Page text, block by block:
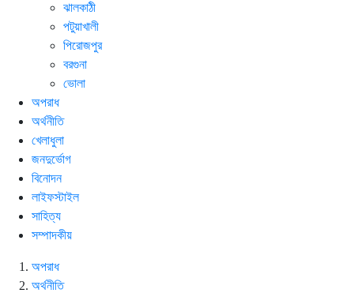
ঝালকাঠী
পটুয়াখালী
পিরোজপুর
বরগুনা
ভোলা
অপরাধ
অর্থনীতি
খেলাধুলা
জনদুর্ভোগ
বিনোদন
লাইফস্টাইল
সাহিত্য
সম্পাদকীয়
অপরাধ
অর্থনীতি